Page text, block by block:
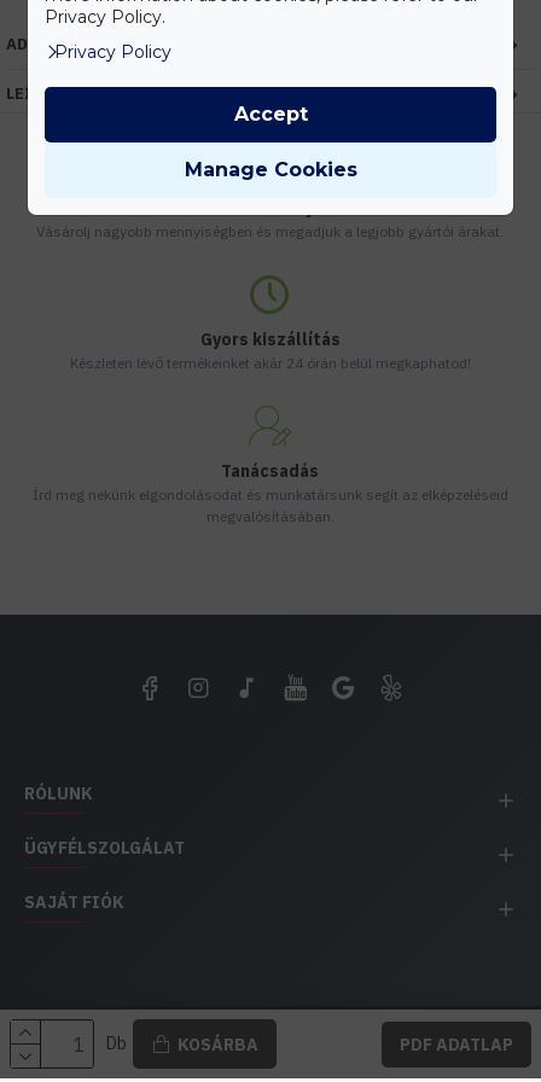
Db KOSÁRBA PDF ADATLAP
ADATOK
LEÍRÁS
Vásárolj nagyobb mennyiségben és megadjuk a legjobb gyártói árakat.
Gyors kiszállítás
Készleten lévő termékeinket akár 24 órán belül megkaphatod!
Tanácsadás
Írd meg nekünk elgondolásodat és munkatársunk segít az elképzeléseid
megvalósításában.
RÓLUNK
ÜGYFÉLSZOLGÁLAT
SAJÁT FIÓK
EH IMPEX / Copyright © 1991-2025 Energia Háza
Privacy Policy.
Privacy Policy
Manage Cookies
Accept